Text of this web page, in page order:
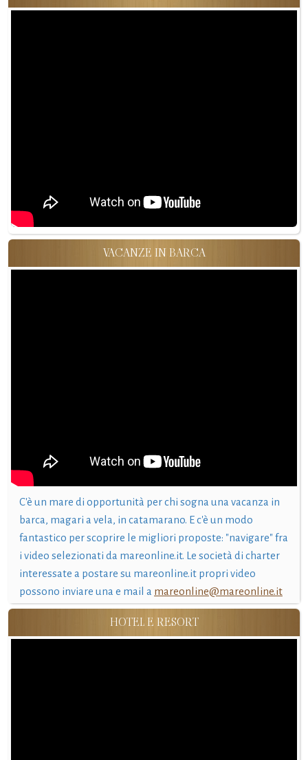
VACANZE IN BARCA
C'è un mare di opportunità per chi sogna una vacanza in
barca, magari a vela, in catamarano. E c'è un modo
fantastico per scoprire le migliori proposte: "navigare" fra
i video selezionati da mareonline.it. Le società di charter
interessate a postare su mareonline.it propri video
possono inviare una e mail a mareonline@mareonline.it
HOTEL E RESORT